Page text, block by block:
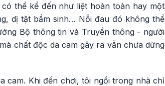
thể kể đến như liệt hoàn toàn hay một
dị tật bẩm sinh… Nỗi đau đó không thể
Bộ thông tin và Truyền thông - người
chất độc da cam gây ra vẫn chưa dừng
cam. Khi đến chơi, tôi ngồi trong nhà chỉ